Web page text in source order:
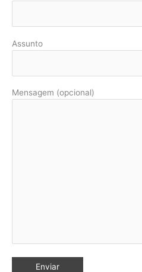
Assunto
Mensagem (opcional)